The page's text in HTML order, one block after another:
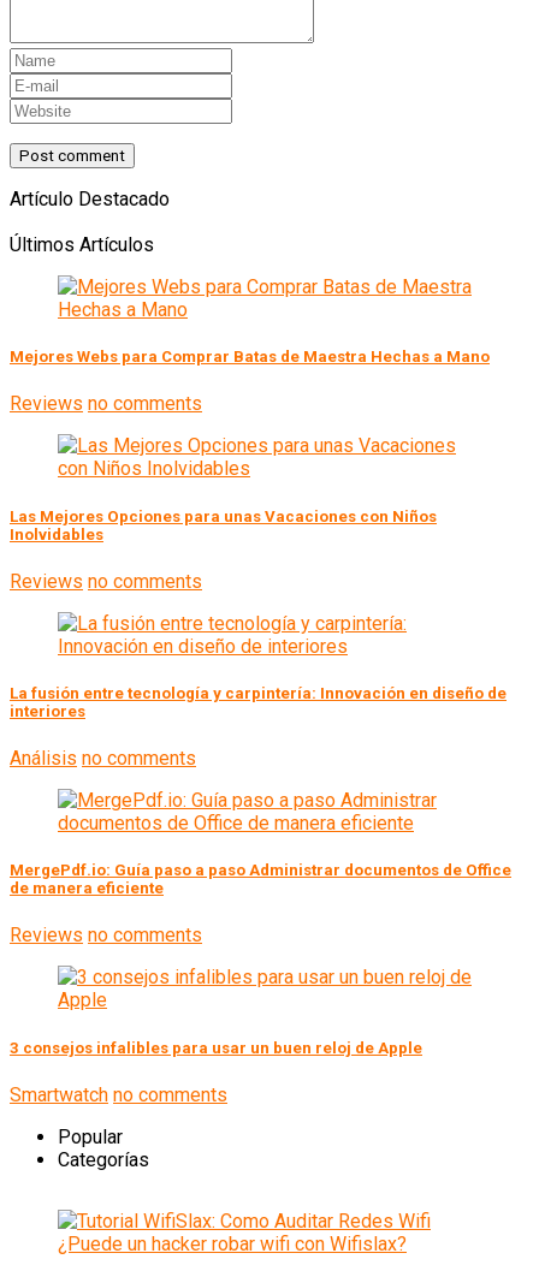
Artículo Destacado
Últimos Artículos
Mejores Webs para Comprar Batas de Maestra Hechas a Mano
Reviews no comments
Las Mejores Opciones para unas Vacaciones con Niños
Inolvidables
Reviews no comments
La fusión entre tecnología y carpintería: Innovación en diseño de
interiores
Análisis no comments
MergePdf.io: Guía paso a paso Administrar documentos de Office
de manera eficiente
Reviews no comments
3 consejos infalibles para usar un buen reloj de Apple
Smartwatch no comments
Popular
Categorías